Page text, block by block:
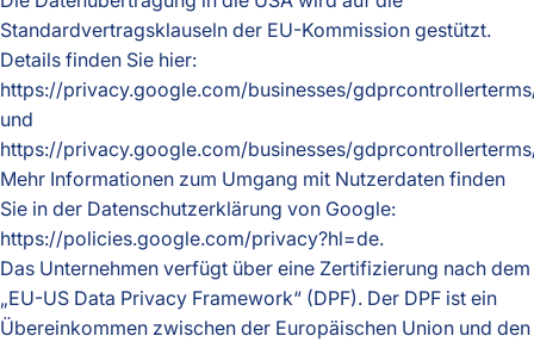
Standardvertragsklauseln der EU-Kommission gestützt.
Details finden Sie hier:
https://privacy.google.com/businesses/
und
https://privacy.google.com/businesses/
Mehr Informationen zum Umgang mit Nutzerdaten finden
Sie in der Datenschutzerklärung von Google:
https://policies.google.com/privacy?hl=de.
Das Unternehmen verfügt über eine Zertifizierung nach dem
„EU-US Data Privacy Framework“ (DPF). Der DPF ist ein
Übereinkommen zwischen der Europäischen Union und den